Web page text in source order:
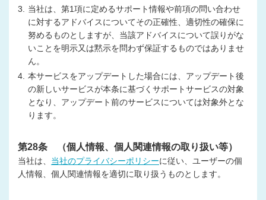
3.
当社は、第1項に定めるサポート情報や前項の問い合わせ
に対するアドバイスについてその正確性、適切性の確保に
努めるものとしますが、当該アドバイスについて誤りがな
いことを明示又は黙示を問わず保証するものではありませ
ん。
4. 本サービスをアップデートした場合には、アップデート後
の新しいサービスが本条に基づくサポートサービスの対象
となり、アップデート前のサービスについては対象外とな
ります。
第28条 （個人情報、個人関連情報の取り扱い等）
当社は、 当社のプライバシーポリシーに従い、ユーザーの個
人情報、個人関連情報を適切に取り扱うものとします。